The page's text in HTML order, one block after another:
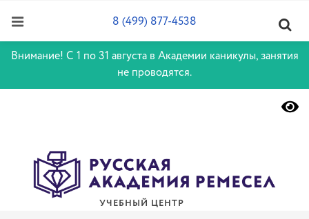
Внимание! С 1 по 31 августа в Академии каникулы, занятия
не проводятся.
УЧЕБНЫЙ ЦЕНТР
8 (499) 877-4538